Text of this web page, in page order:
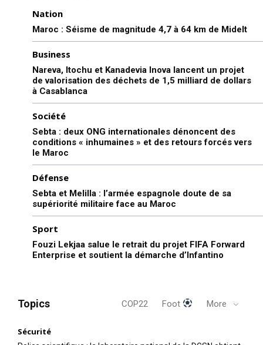
Nation
Maroc : Séisme de magnitude 4,7 à 64 km de Midelt
Business
Nareva, Itochu et Kanadevia Inova lancent un projet
de valorisation des déchets de 1,5 milliard de dollars
à Casablanca
Société
Sebta : deux ONG internationales dénoncent des
conditions « inhumaines » et des retours forcés vers
le Maroc
Défense
Sebta et Melilla : l’armée espagnole doute de sa
supériorité militaire face au Maroc
Sport
Fouzi Lekjaa salue le retrait du projet FIFA Forward
Enterprise et soutient la démarche d’Infantino
Topics COP22 Foot More
Sécurité